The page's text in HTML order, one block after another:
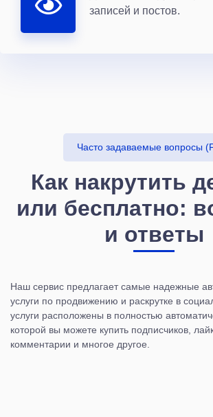
записей и постов.
Часто задаваемые вопросы
Как накрутить
или бесплатно:
и ответы
Наш сервис предлагает самые надежные
услуги по продвижению и раскрутке в
услуги расположены в полностью
которой вы можете купить подписчиков,
комментарии и многое другое.